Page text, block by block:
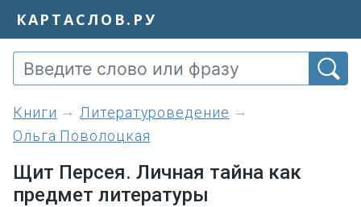
КАРТАСЛОВ.РУ
книги
Литературоведение
Ольга Поволоцкая
Щит Персея. Личная тайна как
предмет литературы